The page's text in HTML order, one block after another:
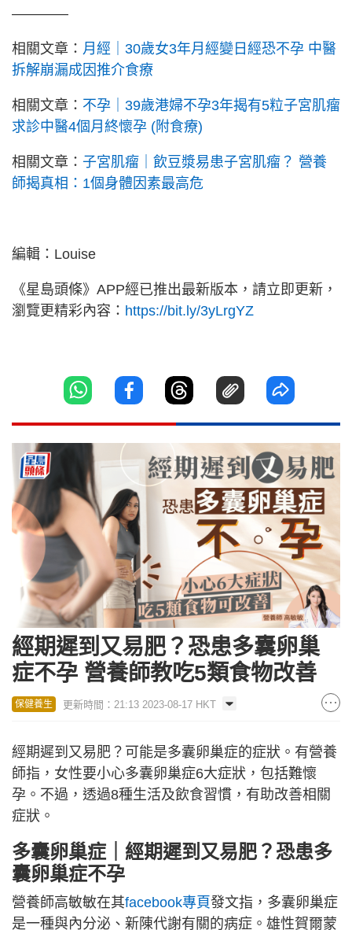
————
相關文章： 月經｜30歲女3年月經變日經恐不孕 中醫
拆解崩漏成因推介食療
相關文章： 不孕｜39歲港婦不孕3年揭有5粒子宮肌瘤
求診中醫4個月終懷孕 (附食療)
相關文章： 子宮肌瘤｜飲豆漿易患子宮肌瘤？ 營養
師揭真相：1個身體因素最高危
編輯：Louise
《星島頭條》APP經已推出最新版本，請立即更新，
瀏覽更精彩內容： https://bit.ly/3yLrgYZ
經期遲到又易肥？恐患多囊卵巢
症不孕 營養師教吃5類食物改善
保健養生 更新時間：21:13 2023-08-17 HKT
經期遲到又易肥？可能是多囊卵巢症的症狀。有營養
師指，女性要小心多囊卵巢症6大症狀，包括難懷
孕。不過，透過8種生活及飲食習慣，有助改善相關
症狀。
多囊卵巢症｜經期遲到又易肥？恐患多
囊卵巢症不孕
營養師高敏敏在其facebook專頁發文指，多囊卵巢症
是一種與內分泌、新陳代謝有關的病症。雄性賀爾蒙